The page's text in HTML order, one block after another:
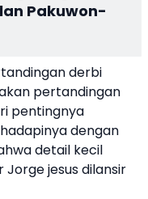
Pakuwon-
derbi
pertandingan
pentingnya
dengan
detail kecil
jesus dilansir